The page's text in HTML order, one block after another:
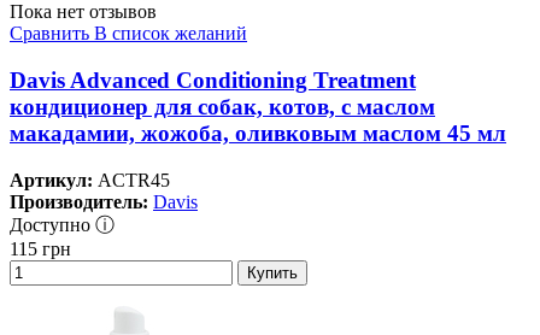
Пока нет отзывов
Сравнить В список желаний
Davis Advanced Conditioning Treatment
кондиционер для собак, котов, с маслом
макадамии, жожоба, оливковым маслом 45 мл
Артикул: ACTR45
Производитель: Davis
Доступно ⓘ
115 грн
Купить